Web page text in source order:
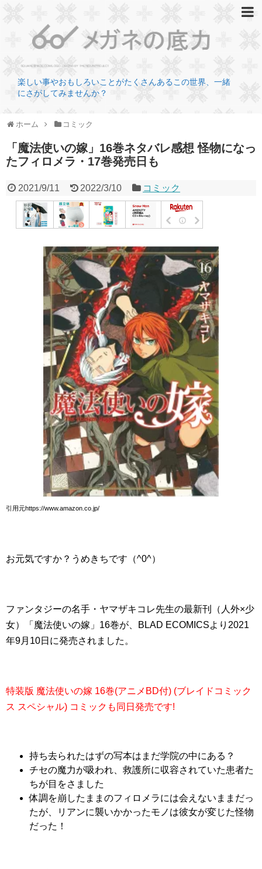
楽しい事やおもしろいことがたくさんあるこの世界、一緒
にさがしてみませんか？
ホーム コミック
「魔法使いの嫁」16巻ネタバレ感想 怪物になっ
たフィロメラ・17巻発売日も
2021/9/11 2022/3/10 コミック
引用元https://www.amazon.co.jp/
お元気ですか？うめきちです（^0^）
ファンタジーの名手・ヤマザキコレ先生の最新刊（人外×少
女）「魔法使いの嫁」16巻が、BLAD ECOMICSより2021
年9月10日に発売されました。
特装版 魔法使いの嫁 16巻(アニメBD付) (ブレイドコミック
ス スペシャル) コミックも同日発売です!
持ち去られたはずの写本はまだ学院の中にある？
チセの魔力が吸われ、救護所に収容されていた患者た
ちが目をさました
体調を崩したままのフィロメラには会えないままだっ
たが、リアンに襲いかかったモノは彼女が変じた怪物
だった！